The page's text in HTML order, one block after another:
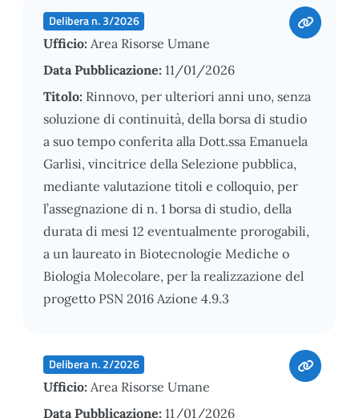
Delibera n. 3/2026
Ufficio: Area Risorse Umane
Data Pubblicazione: 11/01/2026
Titolo: Rinnovo, per ulteriori anni uno, senza
soluzione di continuità, della borsa di studio
a suo tempo conferita alla Dott.ssa Emanuela
Garlisi, vincitrice della Selezione pubblica,
mediante valutazione titoli e colloquio, per
l’assegnazione di n. 1 borsa di studio, della
durata di mesi 12 eventualmente prorogabili,
a un laureato in Biotecnologie Mediche o
Biologia Molecolare, per la realizzazione del
progetto PSN 2016 Azione 4.9.3
Delibera n. 2/2026
Ufficio: Area Risorse Umane
Data Pubblicazione: 11/01/2026